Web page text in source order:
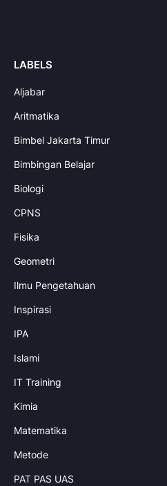
LABELS
Aljabar
Aritmatika
Bimbel Jakarta Timur
Bimbingan Belajar
Biologi
CPNS
Fisika
Geometri
Ilmu Pengetahuan
Inspirasi
IPA
Islami
IT Training
Kimia
Matematika
Metode
PAT PAS UAS